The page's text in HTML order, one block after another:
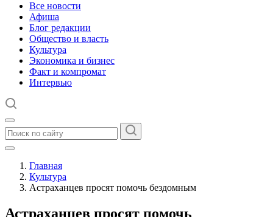
Все новости
Афиша
Блог редакции
Общество и власть
Культура
Экономика и бизнес
Факт и компромат
Интервью
Главная
Культура
Астраханцев просят помочь бездомным
Астраханцев просят помочь